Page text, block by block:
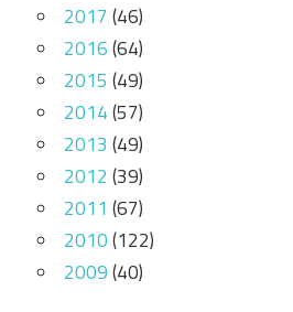
2017 (46)
2016(64)
2015 (49)
2014(57)
2013 (49)
2012 (39)
2011 (67)
2010(122)
2009(40)